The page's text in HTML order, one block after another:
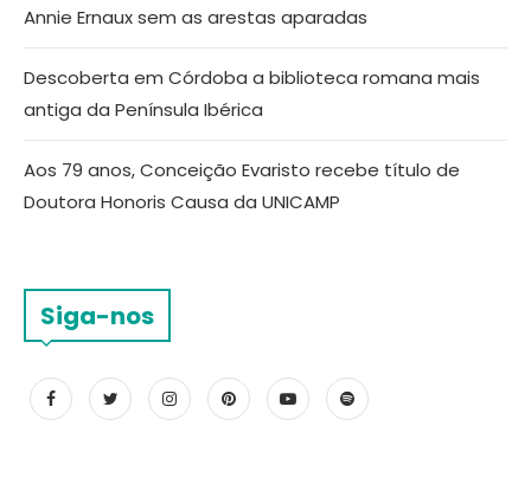
Annie Ernaux sem as arestas aparadas
Descoberta em Córdoba a biblioteca romana mais
antiga da Península Ibérica
Aos 79 anos, Conceição Evaristo recebe título de
Doutora Honoris Causa da UNICAMP
Siga-nos